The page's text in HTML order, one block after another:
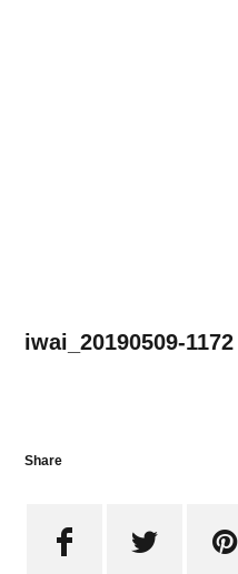
iwai_20190509-1172
Share
  